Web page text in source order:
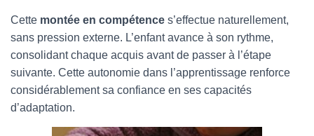
Cette montée en compétence s’effectue naturellement,
sans pression externe. L’enfant avance à son rythme,
consolidant chaque acquis avant de passer à l’étape
suivante. Cette autonomie dans l’apprentissage renforce
considérablement sa confiance en ses capacités
d’adaptation.